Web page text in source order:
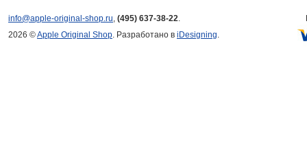
info@apple-original-shop.ru, (495) 637-38-22.
2026 ©Apple Original Shop. Разработано в iDesigning.